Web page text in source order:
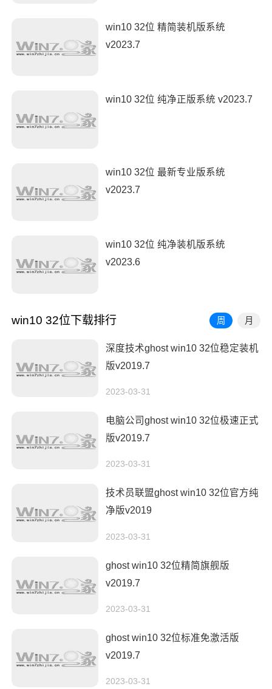
win10 32位 精简装机版系统
v2023.7
win10 32位 纯净正版系统 v2023.7
win10 32位 最新专业版系统
v2023.7
win10 32位 纯净装机版系统
v2023.6
win10 32位下载排行 周 月
深度技术ghost win10 32位稳定装机
版v2019.7
2023-03-31
电脑公司ghost win10 32位极速正式
版v2019.7
2023-03-31
技术员联盟ghost win10 32位官方纯
净版v2019
2023-03-31
ghost win10 32位精简旗舰版
v2019.7
2023-03-31
ghost win10 32位标准免激活版
v2019.7
2023-03-31